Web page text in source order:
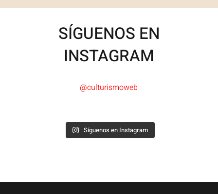
SÍGUENOS EN
INSTAGRAM
@culturismoweb
Síguenos en Instagram